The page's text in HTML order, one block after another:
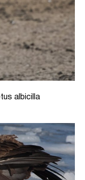
albicilla